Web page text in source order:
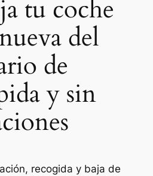
tu coche
del
de
y sin
recogida y baja de